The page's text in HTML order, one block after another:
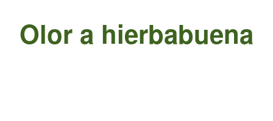
Olor a hierbabuena